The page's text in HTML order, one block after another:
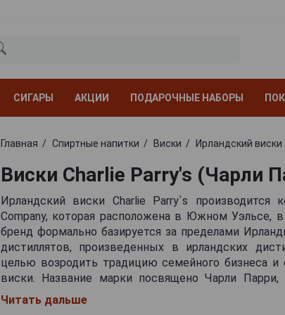
СИГАРЫ АКЦИИ ПОДАРОЧНЫЕ НАБОРЫ
Главная Спиртные напитки Виски Ирландский виски
Виски Charlie Parry's (Чарли
Ирландский виски Charlie Parry`s производится
Company, которая расположена в Южном Уэльсе,
бренд формально базируется за пределами
дистиллятов, произведенных в ирландских
целью возродить традицию семейного бизнеса и
виски. Название марки посвящено Чарли Парри,
ассоциируется с образом трудолюбивого и
молода, но уже стала заметна благодаря
Читать дальше